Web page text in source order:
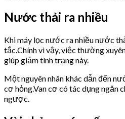
Nước thải ra nhiều
Khi máy lọc nước ra nhiều nước
tắc.Chính vì vậy, việc thường
giúp giảm tình trạng này.
Một nguyên nhân khác dẫn đến
cơ hỏng.Van cơ có tác dụng ngăn
ngược.